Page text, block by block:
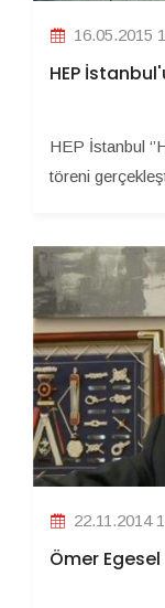
16.05.2015
HEP
HEP İstanbul
töreni
22.11.2014
Ömer Egesel